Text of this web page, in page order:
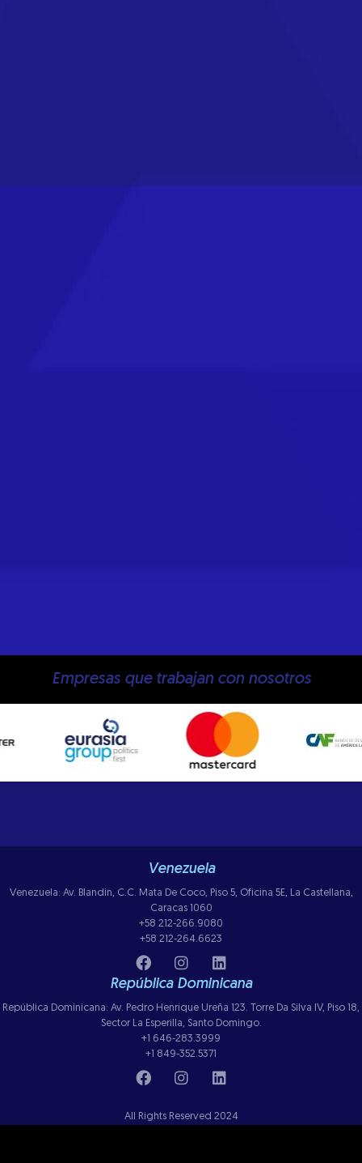
Empresas que trabajan con nosotros
Venezuela
Venezuela: Av. Blandin, C.C. Mata De Coco, Piso 5, Oficina 5E, La Castellana,
Caracas 1060
+58 212-266.9080
+58 212-264.6623
República Dominicana
República Dominicana: Av. Pedro Henrique Ureña 123. Torre Da Silva IV, Piso 18,
Sector La Esperilla, Santo Domingo.
+1 646-283.3999
+1 849-352.5371
All Rights Reserved 2024